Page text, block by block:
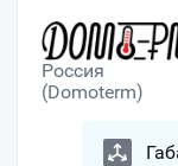
Россия
(Domoterm)